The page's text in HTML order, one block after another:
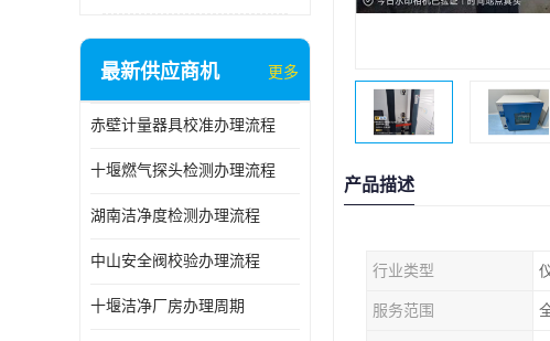
最新供应商机 更多
赤壁计量器具校准办理流程
十堰燃气探头检测办理流程
湖南洁净度检测办理流程
中山安全阀校验办理流程
十堰洁净厂房办理周期
产品描述
行业类型
服务范围